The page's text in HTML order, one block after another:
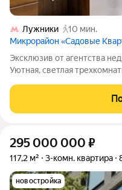
Лужники
10 мин.
Микрорайон «Садовые
Эксклюзив от агентства
Уютная, светлая
деревянных окон с видом
ощущение простора и света.
295 000 000 ₽
117,2 м² 3-комн. квартира
новостройка